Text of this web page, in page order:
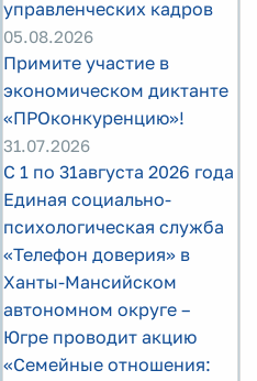
управленческих кадров
05.08.2026
Примите участие в
экономическом диктанте
«ПРОконкуренцию»!
31.07.2026
С 1 по 31августа 2026 года
Единая социально-
психологическая служба
«Телефон доверия» в
Ханты-Мансийском
автономном округе –
Югре проводит акцию
«Семейные отношения: